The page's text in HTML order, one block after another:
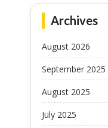
Archives
August 2026
September 2025
August 2025
July 2025